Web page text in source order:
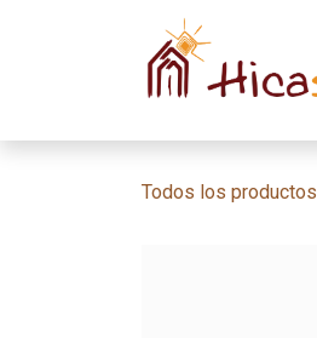
Todos los productos